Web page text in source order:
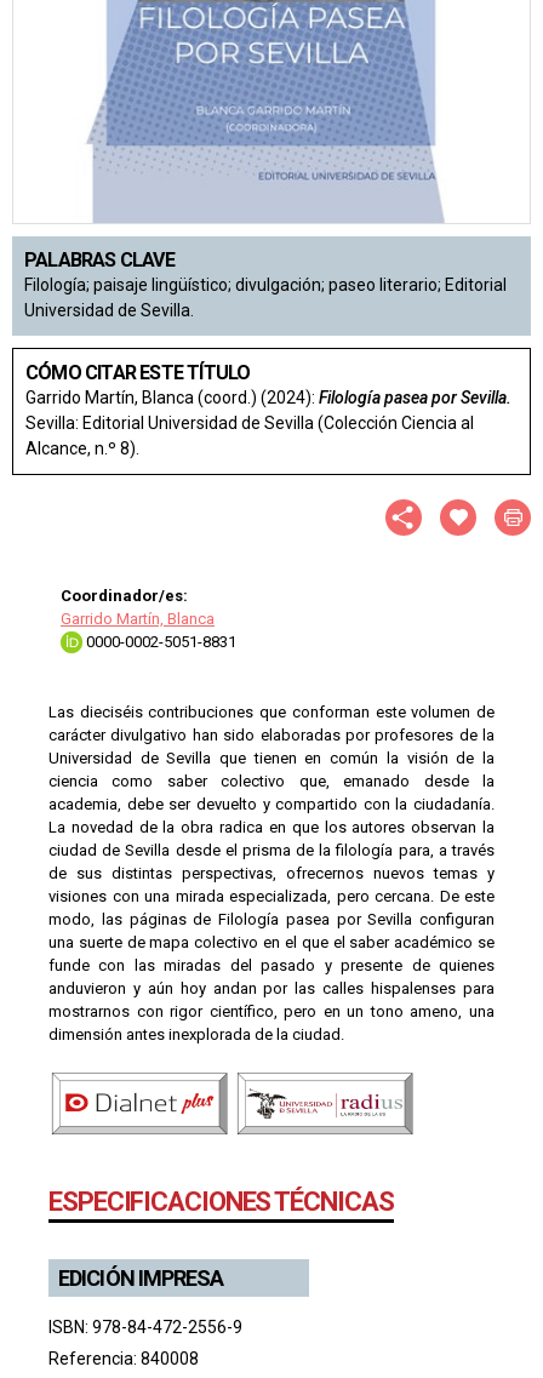
PALABRAS CLAVE
Filología; paisaje lingüístico; divulgación; paseo literario; Editorial
Universidad de Sevilla.
CÓMO CITAR ESTE TÍTULO
Garrido Martín, Blanca (coord.) (2024): Filología pasea por Sevilla.
Sevilla: Editorial Universidad de Sevilla (Colección Ciencia al
Alcance, n.º 8).
Coordinador/es:
Garrido Martín, Blanca
0000-0002-5051-8831
Las dieciséis contribuciones que conforman este volumen de
carácter divulgativo han sido elaboradas por profesores de la
Universidad de Sevilla que tienen en común la visión de la
ciencia como saber colectivo que, emanado desde la
academia, debe ser devuelto y compartido con la ciudadanía.
La novedad de la obra radica en que los autores observan la
ciudad de Sevilla desde el prisma de la filología para, a través
de sus distintas perspectivas, ofrecernos nuevos temas y
visiones con una mirada especializada, pero cercana. De este
modo, las páginas de Filología pasea por Sevilla configuran
una suerte de mapa colectivo en el que el saber académico se
funde con las miradas del pasado y presente de quienes
anduvieron y aún hoy andan por las calles hispalenses para
mostrarnos con rigor científico, pero en un tono ameno, una
dimensión antes inexplorada de la ciudad.
ESPECIFICACIONES TÉCNICAS
EDICIÓN IMPRESA
ISBN: 978-84-472-2556-9
Referencia: 840008